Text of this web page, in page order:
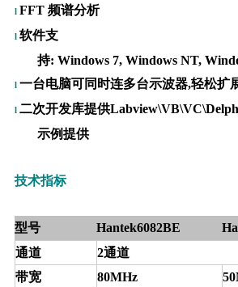
l FFT 频谱分析
l软件支
持:Windows 7, Windows NT,
l一台电脑可同时连多台示波器,轻松扩
l二次开发库提供
示例提供
技术指标
型号 Hantek6082BE
通道
2通道
带宽
80MHz